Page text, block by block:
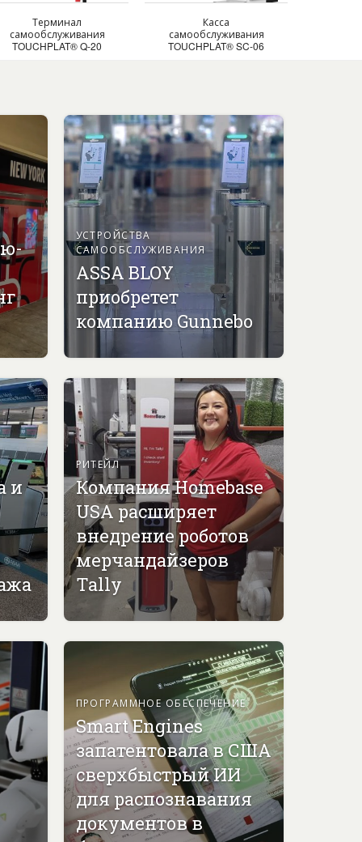
Терминал
самообслуживания
TOUCHPLAT® Q-20
Касса
самообслуживания
TOUCHPLAT® SC-06
УСТРОЙСТВА
САМООБСЛУЖИВАНИЯ
ASSA BLOY
приобретет
компанию Gunnebo
и
РИТЕЙЛ
Компания Homebase
USA расширяет
внедрение роботов
мерчандайзеров
Tally
ПРОГРАММНОЕ ОБЕСПЕЧЕНИЕ
Smart Engines
запатентовала в США
сверхбыстрый ИИ
для распознавания
документов в